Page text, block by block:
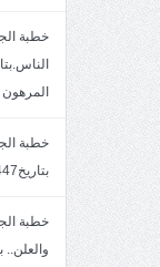
المرهون
بتاريخ6/2/1447.سماحة الشيخ مصطفى المرهون